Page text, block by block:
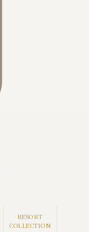
RESORT
COLLECTION